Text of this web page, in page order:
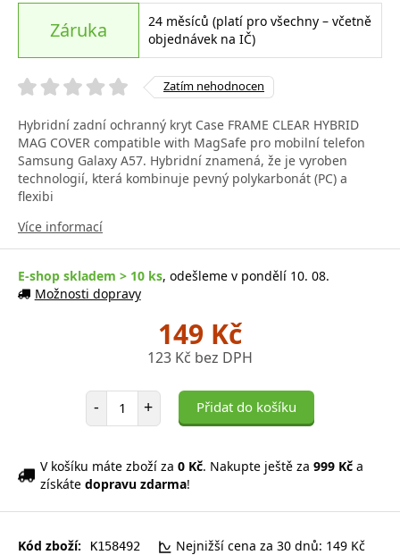
Záruka
24 měsíců (platí pro všechny – včetně
objednávek na IČ)
Zatím nehodnocen
Hybridní zadní ochranný kryt Case FRAME CLEAR HYBRID
MAG COVER compatible with MagSafe pro mobilní telefon
Samsung Galaxy A57. Hybridní znamená, že je vyroben
technologií, která kombinuje pevný polykarbonát (PC) a
flexibi
Více informací
E-shop skladem > 10 ks, odešleme v pondělí 10. 08.
Možnosti dopravy
149 Kč
123 Kč bez DPH
- Počet položek
+ Přidat do košíku
V košíku máte zboží za 0 Kč. Nakupte ještě za 999 Kč a
získáte dopravu zdarma!
Kód zboží: K158492
Nejnižší cena za 30 dnů: 149 Kč